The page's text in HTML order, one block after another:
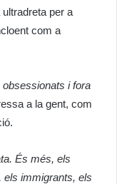
per a
com a
obsessionats i fora
a la gent, com
És més, els
els immigrants, els